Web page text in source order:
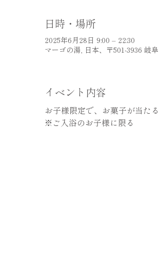
日時・場所
2025年6月28日 9:00 – 22:30
マーゴの湯, 日本、〒501-3936 岐
イベント内容
お子様限定で、お菓子が当た
※ご入浴のお子様に限る